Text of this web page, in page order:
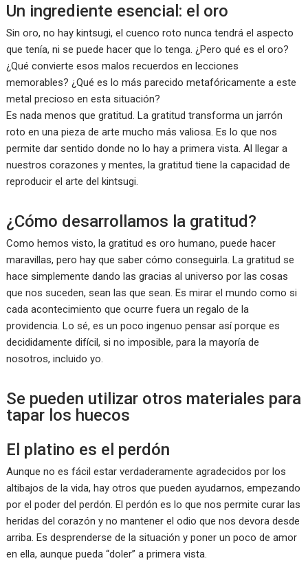
Un ingrediente esencial: el oro
Sin oro, no hay kintsugi, el cuenco roto nunca tendrá el aspecto
que tenía, ni se puede hacer que lo tenga. ¿Pero qué es el oro?
¿Qué convierte esos malos recuerdos en lecciones
memorables? ¿Qué es lo más parecido metafóricamente a este
metal precioso en esta situación?
Es nada menos que gratitud. La gratitud transforma un jarrón
roto en una pieza de arte mucho más valiosa. Es lo que nos
permite dar sentido donde no lo hay a primera vista. Al llegar a
nuestros corazones y mentes, la gratitud tiene la capacidad de
reproducir el arte del kintsugi.
¿Cómo desarrollamos la gratitud?
Como hemos visto, la gratitud es oro humano, puede hacer
maravillas, pero hay que saber cómo conseguirla. La gratitud se
hace simplemente dando las gracias al universo por las cosas
que nos suceden, sean las que sean. Es mirar el mundo como si
cada acontecimiento que ocurre fuera un regalo de la
providencia. Lo sé, es un poco ingenuo pensar así porque es
decididamente difícil, si no imposible, para la mayoría de
nosotros, incluido yo.
Se pueden utilizar otros materiales para
tapar los huecos
El platino es el perdón
Aunque no es fácil estar verdaderamente agradecidos por los
altibajos de la vida, hay otros que pueden ayudarnos, empezando
por el poder del perdón. El perdón es lo que nos permite curar las
heridas del corazón y no mantener el odio que nos devora desde
arriba. Es desprenderse de la situación y poner un poco de amor
en ella, aunque pueda “doler” a primera vista.